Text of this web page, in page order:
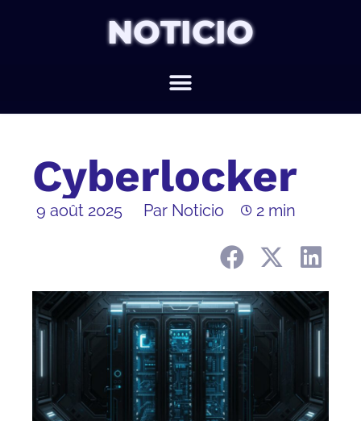
NOTICIO
Cyberlocker
9 août 2025 Par Noticio 2 min